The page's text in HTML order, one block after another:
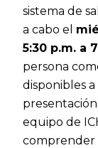
sistema de
a cabo el
5:30 p.m. a
persona
disponibles
equipo de
comprender